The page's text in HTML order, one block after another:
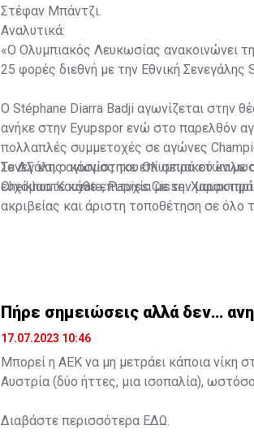
Στέφαν Μπάντζι.
Αναλυτικά:
«Ο Ολυμπιακός Λευκωσίας ανακοινώνει
25 φορές διεθνή με την Εθνική Σενεγάλης
Ο Stéphane Diarra Badji αγωνίζεται στην
ανήκε στην Eyupspor ενώ στο παρελθόν
πολλαπλές συμμετοχές σε αγώνες
Σενεγάλης αγωνίστηκε επί σειρά ετών
Cheikhou Kouyate, Papiss Cisse.
ακριβείας και άριστη τοποθέτηση σε όλο
Το ΔΣ και ο κόσμος του Ολυμπιακού
ευχόμαστε κάθε επιτυχία με την
Πήρε σημειώσεις αλλά δεν…
17.07.2023 10:46
Μπορεί η ΑΕΚ να μη μετράει κάποια νίκη
Αυστρία (δύο ήττες, μια ισοπαλία),
Διαβάστε περισσότερα ΕΔΩ